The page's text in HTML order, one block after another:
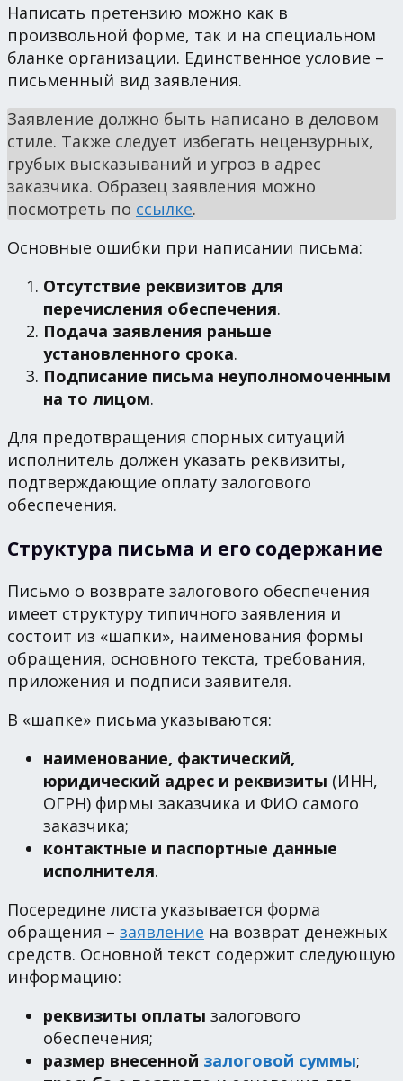
Написать претензию можно как в
произвольной форме, так и на специальном
бланке организации. Единственное условие –
письменный вид заявления.
Заявление должно быть написано в деловом
стиле. Также следует избегать нецензурных,
грубых высказываний и угроз в адрес
заказчика. Образец заявления можно
посмотреть по ссылке.
Основные ошибки при написании письма:
Отсутствие реквизитов для
перечисления обеспечения.
Подача заявления раньше
установленного срока.
Подписание письма неуполномоченным
на то лицом.
Для предотвращения спорных ситуаций
исполнитель должен указать реквизиты,
подтверждающие оплату залогового
обеспечения.
Структура письма и его содержание
Письмо о возврате залогового обеспечения
имеет структуру типичного заявления и
состоит из «шапки», наименования формы
обращения, основного текста, требования,
приложения и подписи заявителя.
В «шапке» письма указываются:
наименование, фактический,
юридический адрес и реквизиты (ИНН,
ОГРН) фирмы заказчика и ФИО самого
заказчика;
контактные и паспортные данные
исполнителя.
Посередине листа указывается форма
обращения – заявление на возврат денежных
средств. Основной текст содержит следующую
информацию:
реквизиты оплаты залогового
обеспечения;
размер внесенной залоговой суммы;